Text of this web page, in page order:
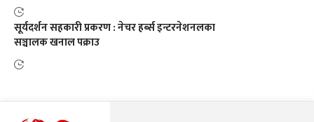
सूर्यदर्शन सहकारी प्रकरण : नेचर हर्ब्स इन्टरनेशनलका
सञ्चालक खनाल पक्राउ